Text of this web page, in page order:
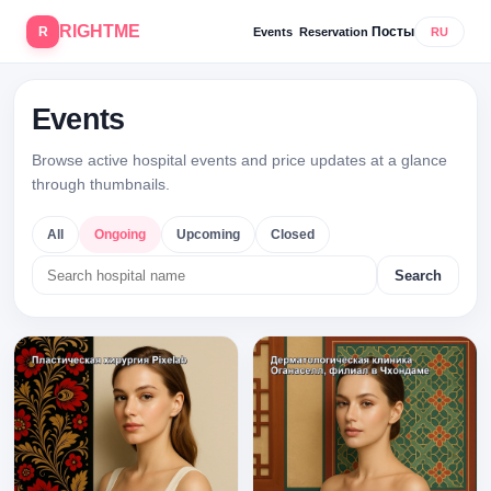
R RIGHTME Events Reservation Посты RU
Events
Browse active hospital events and price updates at a glance
through thumbnails.
All Ongoing Upcoming Closed
Search